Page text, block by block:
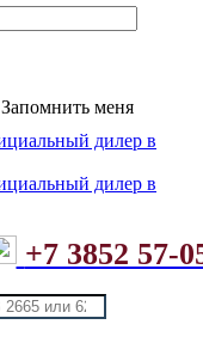
Запомнить меня
+7 3852 57-